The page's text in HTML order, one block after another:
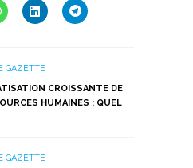
Cliquez
pour
une
nouvelle
fenêtre)
Cliquez
pour
une
nouvelle
fenêtre)
Cliquez
pour
nouvelle
fenêtre)
GAZETTE
CROISSANTE DE
HUMAINES : QUEL
GAZETTE